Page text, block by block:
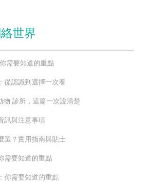
世界
需要知道的重點
從認識到選擇一次看
物 診所，這篇一次說清楚
訊與注意事項
選？實用指南與貼士
需要知道的重點
你需要知道的重點